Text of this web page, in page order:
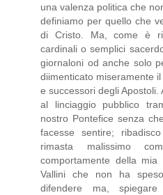
una valenza politica che
definiamo per quello che
di Cristo. Ma, come è
cardinali o semplici
giornaloni od anche solo
diimenticato miseramente
e successori degli
al linciaggio pubblico
nostro Pontefice senza
facesse sentire;
rimasta malissimo
comportamente della
Vallini che non ha
difendere ma,